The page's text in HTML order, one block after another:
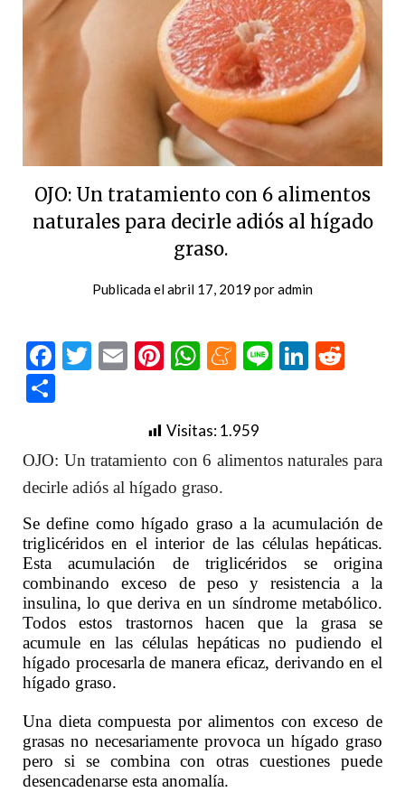
OJO: Un tratamiento con 6 alimentos
naturales para decirle adiós al hígado
graso.
Publicada elabril 17, 2019 poradmin
Facebook
Twitter
EmailPinterest
WhatsApp
Meneame
Line
Visitas:1.959
OJO: Un tratamiento con 6 alimentos naturales para
decirle adiós al hígado graso.
Se define como hígado graso a la acumulación de
triglicéridos en el interior de las células hepáticas.
Esta acumulación de triglicéridos se origina
combinando exceso de peso y resistencia a la
insulina, lo que deriva en un síndrome metabólico.
Todos estos trastornos hacen que la grasa se
acumule en las células hepáticas no pudiendo el
hígado procesarla de manera eficaz, derivando en el
hígado graso.
Una dieta compuesta por alimentos con exceso de
grasas no necesariamente provoca un hígado graso
pero si se combina con otras cuestiones puede
desencadenarse esta anomalía.